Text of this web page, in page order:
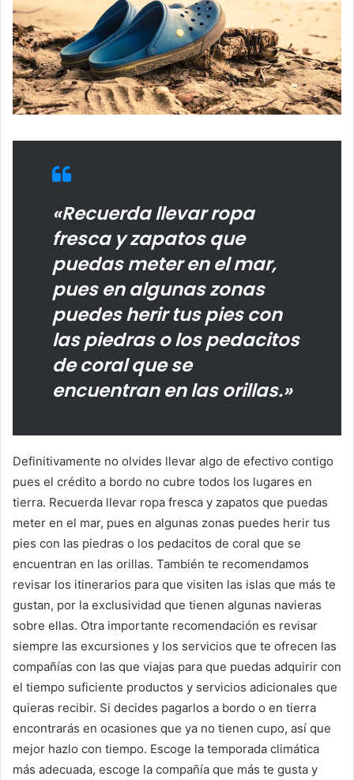
«Recuerda llevar ropa
fresca y zapatos que
puedas meter en el mar,
pues en algunas zonas
puedes herir tus pies con
las piedras o los pedacitos
de coral que se
encuentran en las orillas.»
Definitivamente no olvides llevar algo de efectivo contigo
pues el crédito a bordo no cubre todos los lugares en
tierra. Recuerda llevar ropa fresca y zapatos que puedas
meter en el mar, pues en algunas zonas puedes herir tus
pies con las piedras o los pedacitos de coral que se
encuentran en las orillas. También te recomendamos
revisar los itinerarios para que visiten las islas que más te
gustan, por la exclusividad que tienen algunas navieras
sobre ellas. Otra importante recomendación es revisar
siempre las excursiones y los servicios que te ofrecen las
compañías con las que viajas para que puedas adquirir con
el tiempo suficiente productos y servicios adicionales que
quieras recibir. Si decides pagarlos a bordo o en tierra
encontrarás en ocasiones que ya no tienen cupo, así que
mejor hazlo con tiempo. Escoge la temporada climática
más adecuada, escoge la compañía que más te gusta y